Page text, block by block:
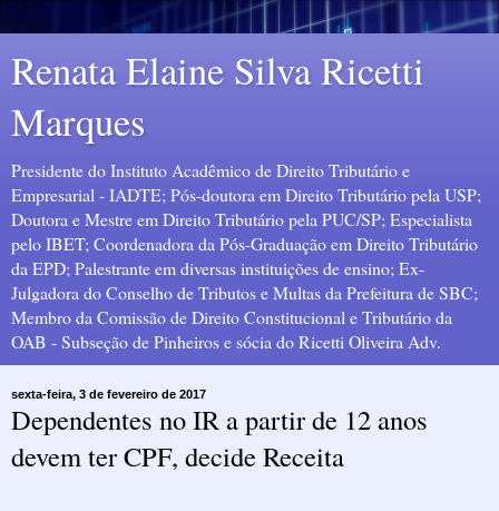
Renata Elaine Silva Ricetti
Marques
Presidente do Instituto Acadêmico de Direito Tributário e
Empresarial - IADTE; Pós-doutora em Direito Tributário pela USP;
Doutora e Mestre em Direito Tributário pela PUC/SP; Especialista
pelo IBET; Coordenadora da Pós-Graduação em Direito Tributário
da EPD; Palestrante em diversas instituições de ensino; Ex-
Julgadora do Conselho de Tributos e Multas da Prefeitura de SBC;
Membro da Comissão de Direito Constitucional e Tributário da
OAB - Subseção de Pinheiros e sócia do Ricetti Oliveira Adv.
sexta-feira, 3 de fevereiro de 2017
Dependentes no IR a partir de 12 anos
devem ter CPF, decide Receita